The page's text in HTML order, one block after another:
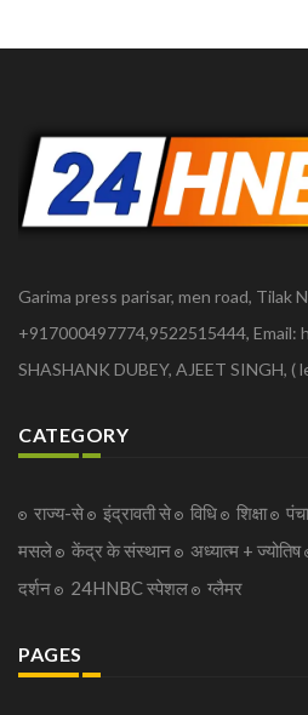
Garima press parisar, men road, Tilak
+917000497774,9522515444, Email:
SHASHANK DUBEY, AJEET SINGH, (
CATEGORY
राज्य-से इंद्रावती से विधि शिक्षा
मसले
केंद्र के संस्थान अध्यात्म + ज्योतिष
दर्शन
24HNBC स्पेशल ग्लैमर
PAGES